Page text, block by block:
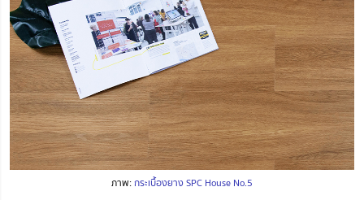
ภาพ:กระเบื้องยาง SPC House No.5